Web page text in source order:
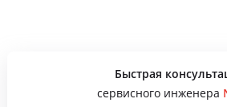
Быстрая
сервисного инженера